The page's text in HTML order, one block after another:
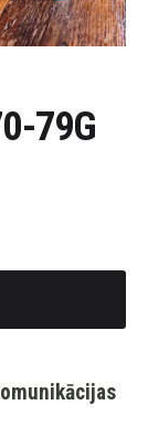
79G